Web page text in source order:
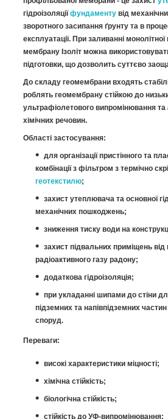
гідроізоляціїфундаменту від
зворотного засипання ґрунту та в
експлуатації. При заливанні
мембрану Ізоліт можна
підготовки, що дозволить суттєво
До складу геомембрани входять
роблять геомембрану стійкою до
ультрафіолетового випромінювання та
хімічних речовин.
Області застосування:
для організації пристінного та
комбінації з фільтром з термічно
геотекстилю;
захист утеплювача та основної
механічних пошкоджень;
зниження тиску води на
захист підвальних приміщень від
радіоактивного газу радону;
додаткова гідроізоляція;
при укладанні шипами до стіни
підземних та напівпідземних
споруд.
Переваги:
високі характеристики міцності;
хімічна стійкість;
біологічна стійкість;
стійкість до УФ-випромінювання;